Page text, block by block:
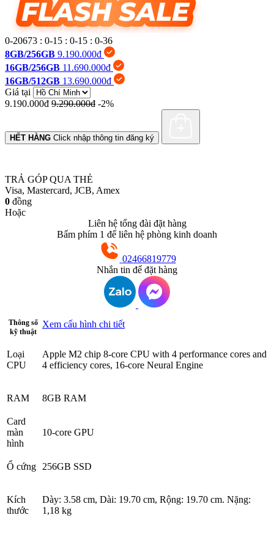
0-20673 : 0-15 : 0-15 : 0-37
8GB/256GB 9.190.000đ
16GB/256GB 11.690.000đ
16GB/512GB 13.690.000đ
Giá tại
9.190.000đ 9.290.000đ -2%
HẾT HÀNG Click nhập thông tin đăng ký
TRẢ GÓP QUA THẺ
Visa, Mastercard, JCB, Amex
0 đồng
Hoặc
Liên hệ tổng đài đặt hàng
Bấm phím 1 để liên hệ phòng kinh doanh
02466819779
Nhắn tin để đặt hàng
Thông số
kỹ thuật
Xem cấu hình chi tiết
Loại
CPU
Apple M2 chip 8-core CPU with 4 performance cores and
4 efficiency cores, 16-core Neural Engine
RAM 8GB RAM
Card
màn
hình
10-core GPU
Ổ cứng 256GB SSD
Kích
thước
Dày: 3.58 cm, Dài: 19.70 cm, Rộng: 19.70 cm. Nặng:
1,18 kg